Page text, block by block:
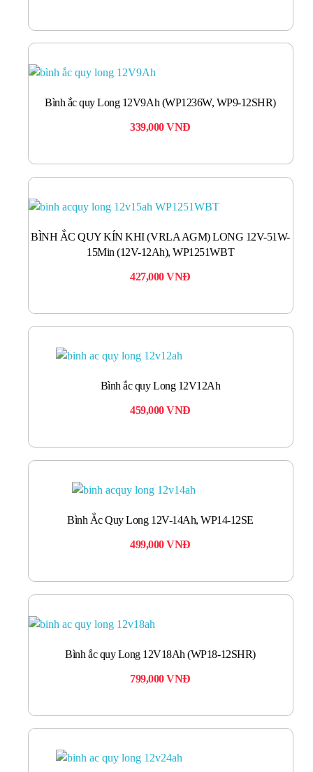
Bình ắc quy Long 12V9Ah (WP1236W, WP9-12SHR)
339,000VNĐ
BÌNH ẮC QUY KÍN KHI (VRLA AGM) LONG 12V-51W-
15Min (12V-12Ah), WP1251WBT
427,000VNĐ
Bình ắc quy Long 12V12Ah
459,000VNĐ
Bình Ắc Quy Long 12V-14Ah, WP14-12SE
499,000VNĐ
Bình ắc quy Long 12V18Ah (WP18-12SHR)
799,000VNĐ